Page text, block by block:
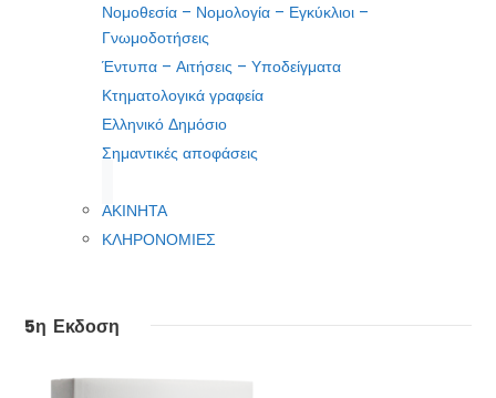
Νομοθεσία – Νομολογία – Εγκύκλιοι –
Γνωμοδοτήσεις
Έντυπα – Αιτήσεις – Υποδείγματα
Κτηματολογικά γραφεία
Ελληνικό Δημόσιο
Σημαντικές αποφάσεις
ΑΚΙΝΗΤΑ
ΚΛΗΡΟΝΟΜΙΕΣ
5η Εκδοση